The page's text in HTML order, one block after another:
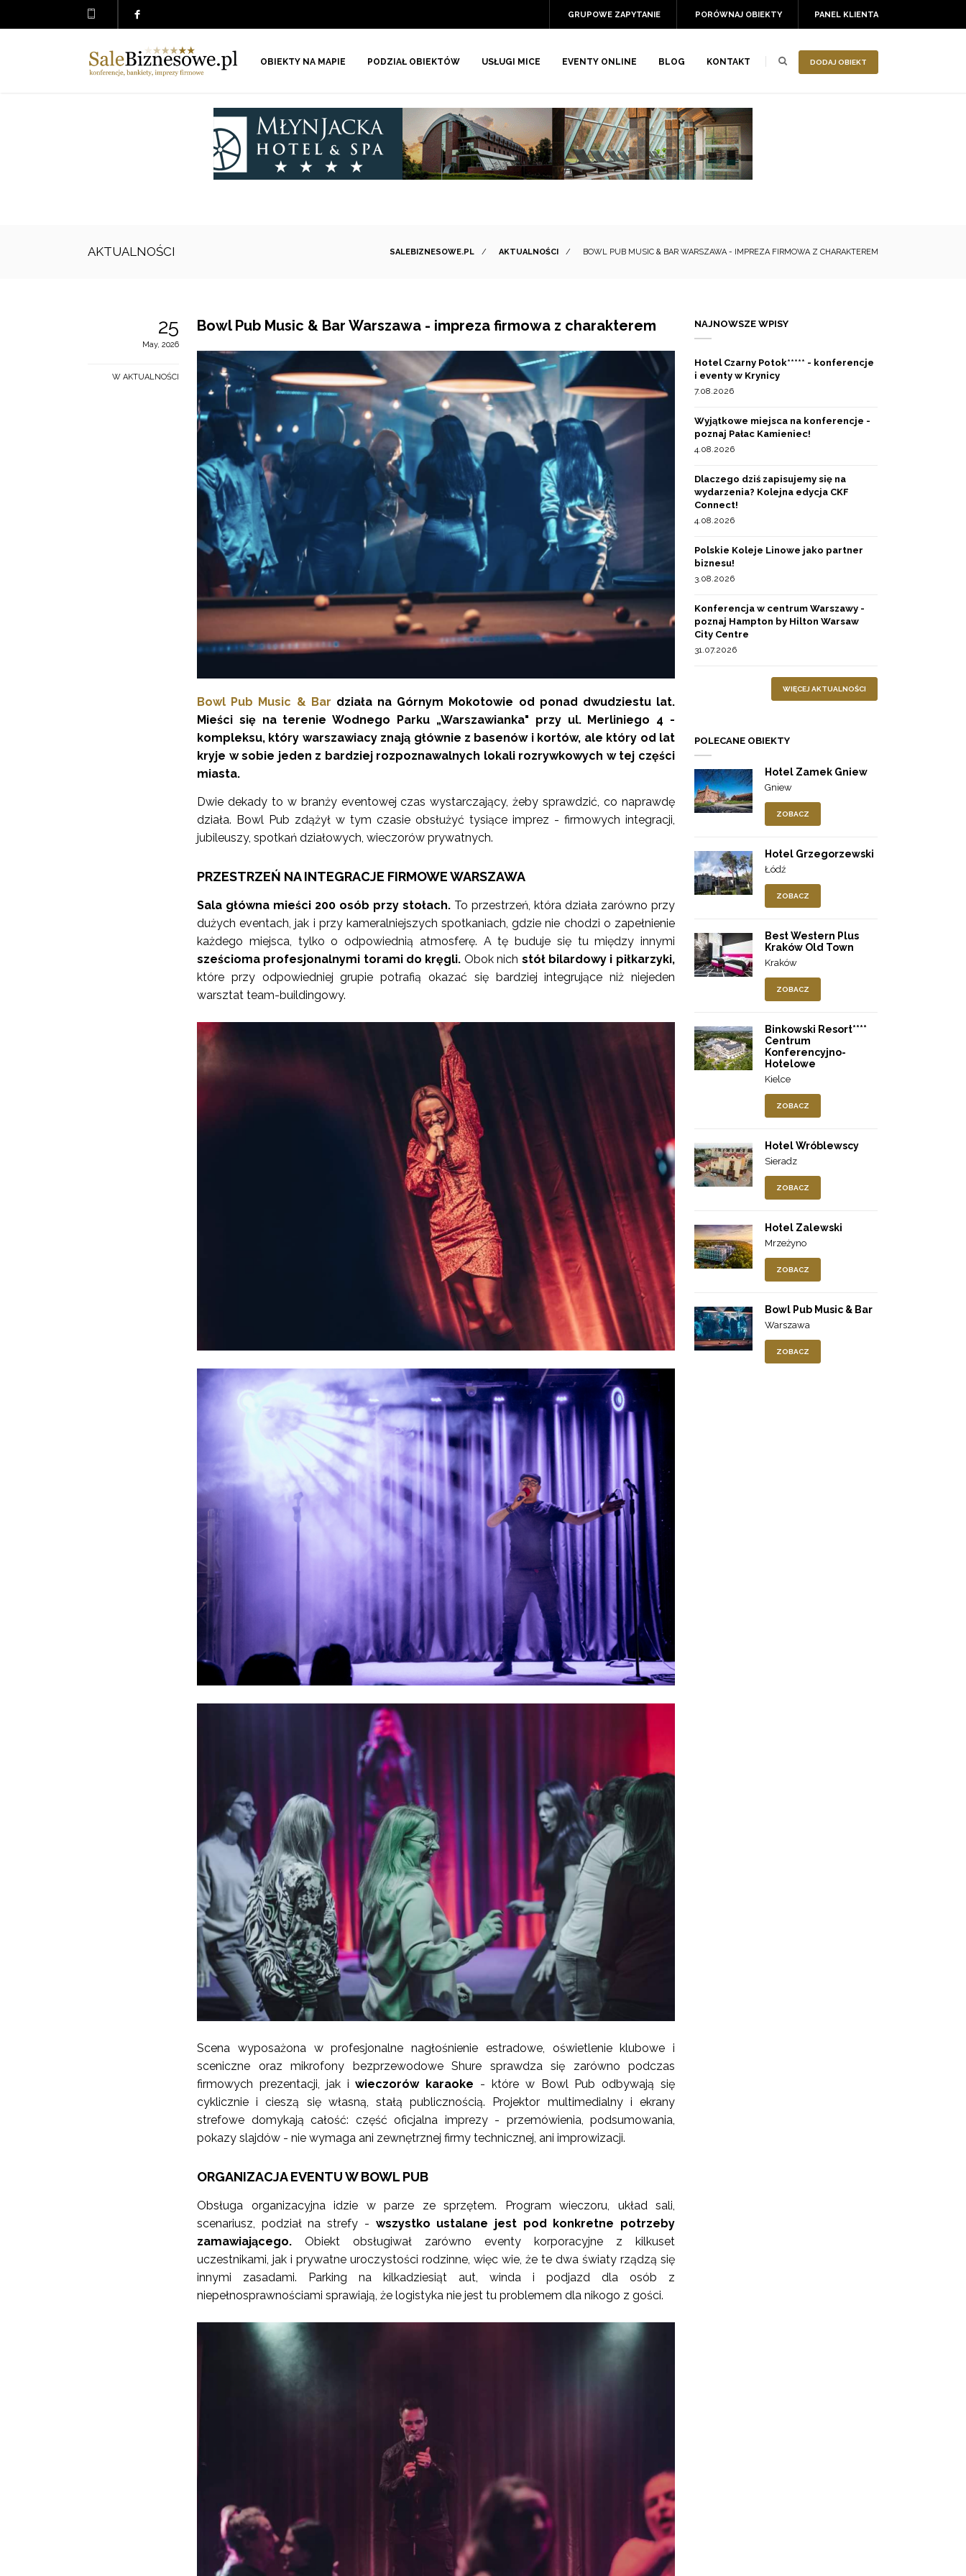
PANEL KLIENTA
PORÓWNAJ OBIEKTY
GRUPOWE ZAPYTANIE
DODAJ OBIEKT
OBIEKTY NA MAPIE PODZIAŁ OBIEKTÓW USŁUGI MICE EVENTY ONLINE BLOG KONTAKT
AKTUALNOŚCI SALEBIZNESOWE.PL / AKTUALNOŚCI / BOWL PUB MUSIC & BAR WARSZAWA - IMPREZA FIRMOWA Z CHARAKTEREM
25
May, 2026
W AKTUALNOŚCI
Bowl Pub Music & Bar Warszawa - impreza firmowa z charakterem
Bowl Pub Music & Bar działa na Górnym Mokotowie od ponad dwudziestu lat.
Mieści się na terenie Wodnego Parku „Warszawianka" przy ul. Merliniego 4 -
kompleksu, który warszawiacy znają głównie z basenów i kortów, ale który od lat
kryje w sobie jeden z bardziej rozpoznawalnych lokali rozrywkowych w tej części
miasta.
Dwie dekady to w branży eventowej czas wystarczający, żeby sprawdzić, co naprawdę
działa. Bowl Pub zdążył w tym czasie obsłużyć tysiące imprez - firmowych integracji,
jubileuszy, spotkań działowych, wieczorów prywatnych.
PRZESTRZEŃ NA INTEGRACJE FIRMOWE WARSZAWA
Sala główna mieści 200 osób przy stołach. To przestrzeń, która działa zarówno przy
dużych eventach, jak i przy kameralniejszych spotkaniach, gdzie nie chodzi o zapełnienie
każdego miejsca, tylko o odpowiednią atmosferę. A tę buduje się tu między innymi
sześcioma profesjonalnymi torami do kręgli. Obok nich stół bilardowy i piłkarzyki,
które przy odpowiedniej grupie potrafią okazać się bardziej integrujące niż niejeden
warsztat team-buildingowy.
Scena wyposażona w profesjonalne nagłośnienie estradowe, oświetlenie klubowe i
sceniczne oraz mikrofony bezprzewodowe Shure sprawdza się zarówno podczas
firmowych prezentacji, jak iwieczorów karaoke - które w Bowl Pub odbywają się
cyklicznie i cieszą się własną, stałą publicznością. Projektor multimedialny i ekrany
strefowe domykają całość: część oficjalna imprezy - przemówienia, podsumowania,
pokazy slajdów - nie wymaga ani zewnętrznej firmy technicznej, ani improwizacji.
ORGANIZACJA EVENTU W BOWL PUB
Obsługa organizacyjna idzie w parze ze sprzętem. Program wieczoru, układ sali,
scenariusz, podział na strefy - wszystko ustalane jest pod konkretne potrzeby
zamawiającego. Obiekt obsługiwał zarówno eventy korporacyjne z kilkuset
uczestnikami, jak i prywatne uroczystości rodzinne, więc wie, że te dwa światy rządzą się
innymi zasadami. Parking na kilkadziesiąt aut, winda i podjazd dla osób z
niepełnosprawnościami sprawiają, że logistyka nie jest tu problemem dla nikogo z gości.
NAJNOWSZE WPISY
Hotel Czarny Potok***** - konferencje
i eventy w Krynicy
7.08.2026
Wyjątkowe miejsca na konferencje -
poznaj Pałac Kamieniec!
4.08.2026
Dlaczego dziś zapisujemy się na
wydarzenia? Kolejna edycja CKF
Connect!
4.08.2026
Polskie Koleje Linowe jako partner
biznesu!
3.08.2026
Konferencja w centrum Warszawy -
poznaj Hampton by Hilton Warsaw
City Centre
31.07.2026
WIĘCEJ AKTUALNOŚCI
POLECANE OBIEKTY
Hotel Zamek Gniew
Gniew
ZOBACZ
Hotel Grzegorzewski
Łódź
ZOBACZ
Best Western Plus
Kraków Old Town
Kraków
ZOBACZ
Binkowski Resort****
Centrum
Konferencyjno-
Hotelowe
Kielce
ZOBACZ
Hotel Wróblewscy
Sieradz
ZOBACZ
Hotel Zalewski
Mrzeżyno
ZOBACZ
Bowl Pub Music & Bar
Warszawa
ZOBACZ